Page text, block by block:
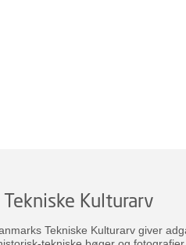
Tekniske Kulturarv
Tekniske Kulturarv giver